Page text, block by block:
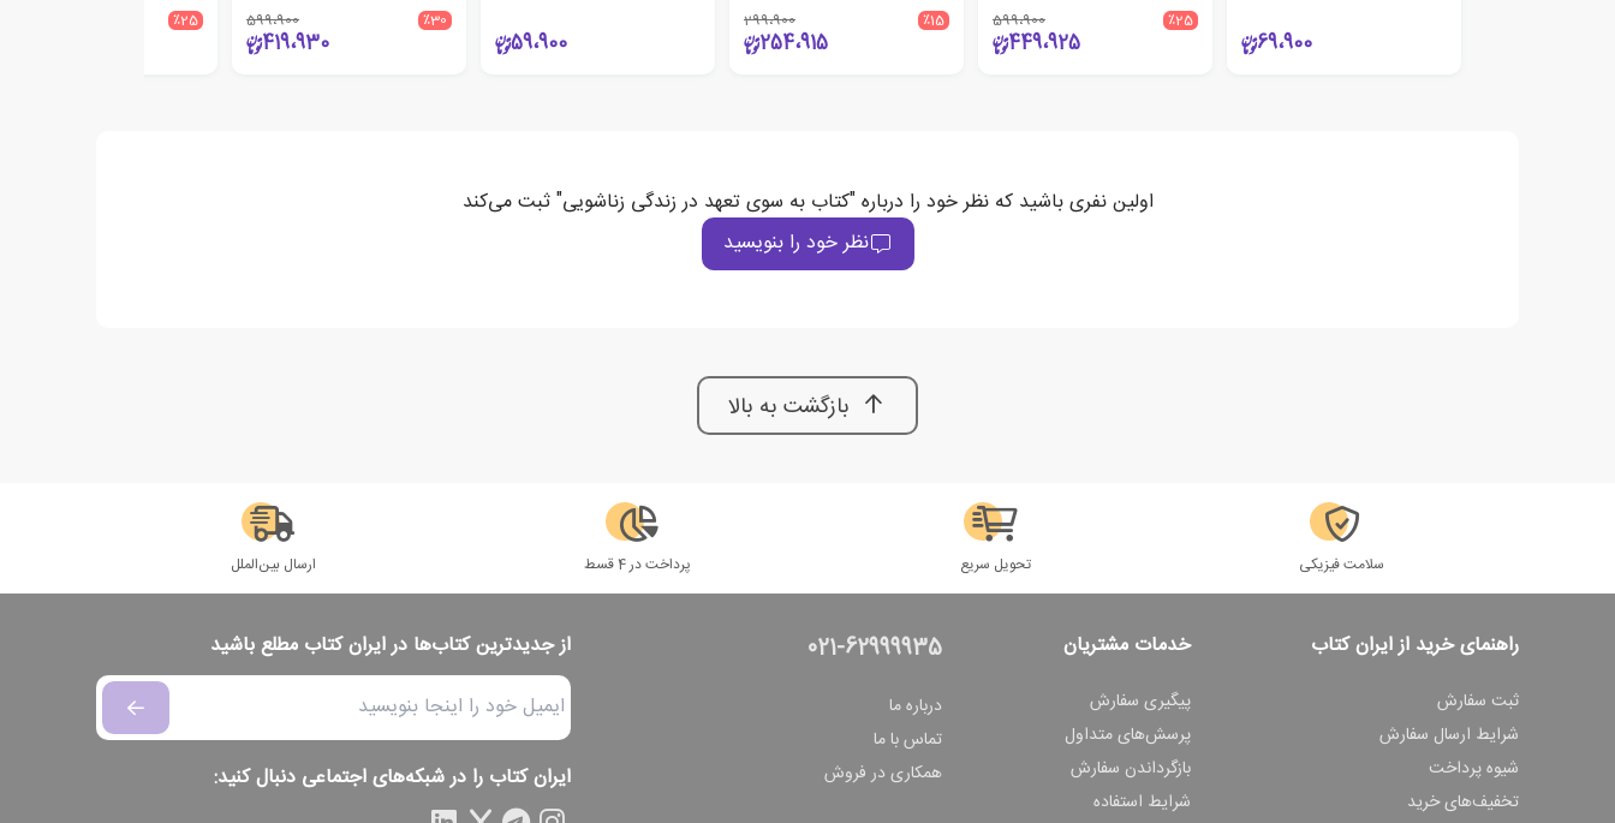
69،900
٪25 599،900
449،925
٪15 299،900
254،915 59،900
٪30 599،900
419،930
٪25
اولین نفری باشید که نظر خود را درباره "کتاب به سوی تعهد در زندگی زناشویی" ثبت می‌کند
نظر خود را بنویسید
بازگشت به بالا
سلامت فیزیکی تحویل سریع پرداخت در 4 قسط ارسال بین‌الملل
راهنمای خرید از ایران کتاب
ثبت سفارش
شرایط ارسال سفارش
شیوه پرداخت
تخفیف‌های خرید
خدمات مشتریان
پیگیری سفارش
پرسش‌های متداول
بازگرداندن سفارش
شرایط استفاده
021-62999935
درباره ما
تماس با ما
همکاری در فروش
از جدیدترین کتاب‌ها در ایران کتاب مطلع باشید
ایران کتاب را در شبکه‌های اجتماعی دنبال کنید: